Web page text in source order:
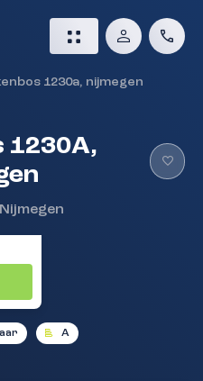
1230a, nijmegen
1230A,
Nijmegen
A